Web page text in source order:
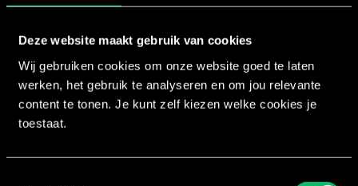
Deze website maakt gebruik van cookies
Wij gebruiken cookies om onze website goed te laten
werken, het gebruik te analyseren en om jou relevante
content te tonen. Je kunt zelf kiezen welke cookies je
toestaat.
Marketingcookies worden gebruikt om bezoekers te
gebruiker. Deze advertenties worden zo
Naam
__Secure-ROLLOUT_TOKEN
YouTube
__Secure-YEC YouTube